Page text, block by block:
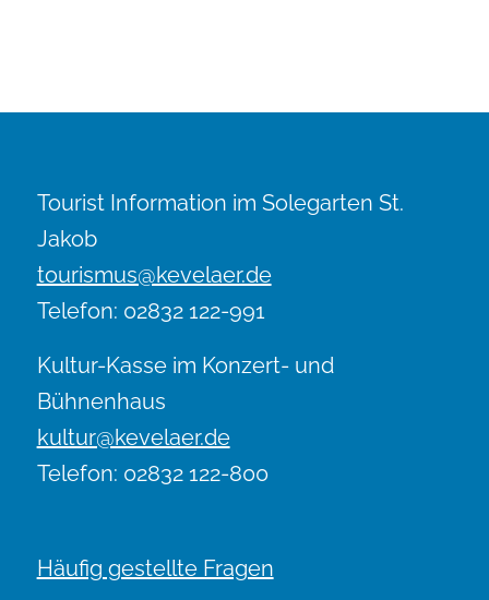
Tourist Information im Solegarten St.
Jakob
tourismus@kevelaer.de
Telefon: 02832 122-991
Kultur-Kasse im Konzert- und
Bühnenhaus
kultur@kevelaer.de
Telefon: 02832 122-800
Häufig gestellte Fragen